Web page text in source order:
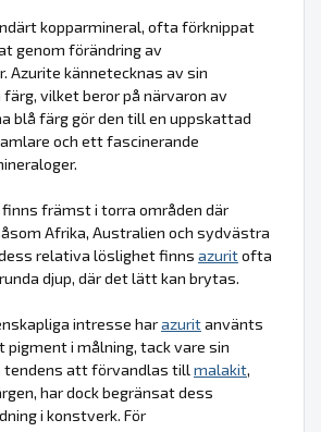
kopparmineral, ofta förknippat
genom förändring av
Azurite kännetecknas av sin
vilket beror på närvaron av
blå färg gör den till en uppskattad
och ett fascinerande
främst i torra områden där
Afrika, Australien och sydvästra
dess relativa löslighet finns azuritofta
djup, där det lätt kan brytas.
intresse harazuritanvänts
i målning, tack vare sin
tendens att förvandlas till malakit,
har dock begränsat dess
i konstverk. För